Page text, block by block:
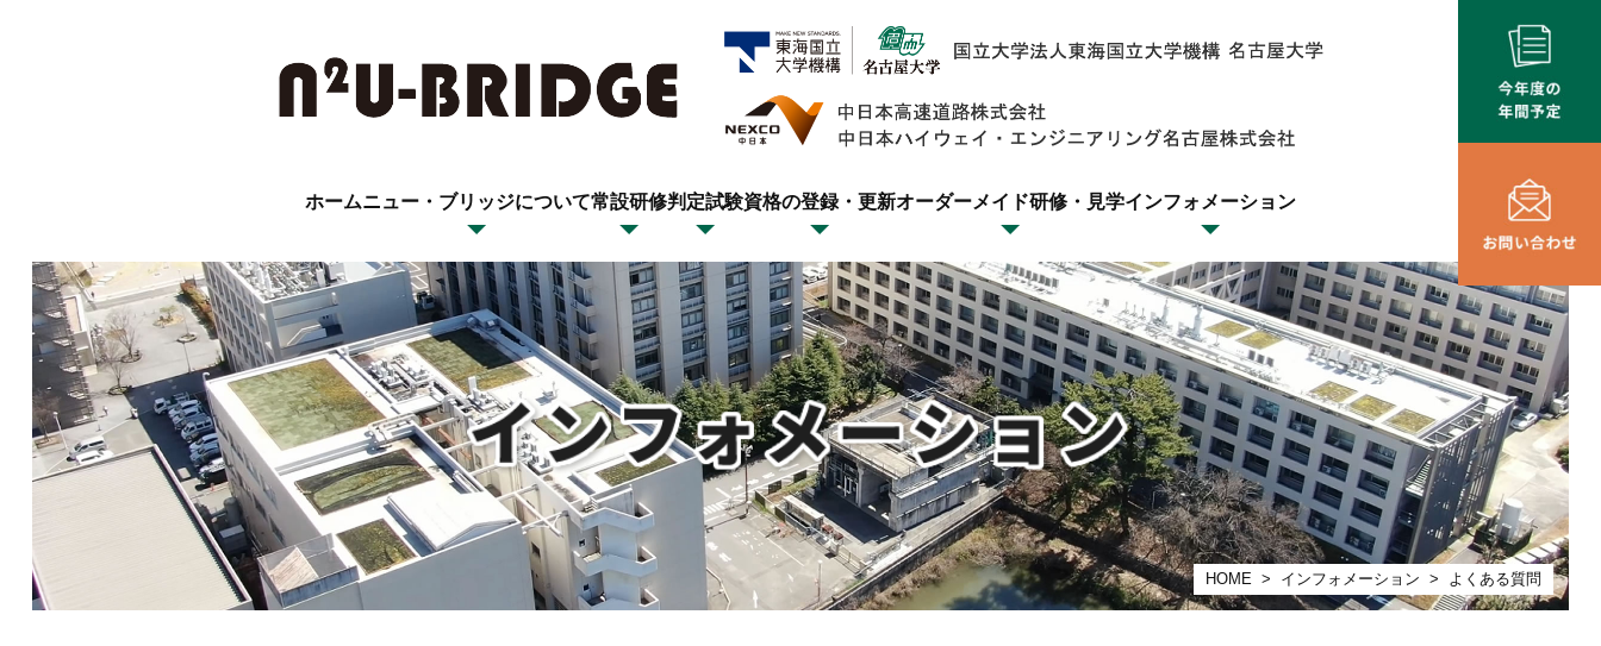
ホームニュー・ブリッジについて常設研修判定試験資格の登録・更新オーダーメイド研修・見学インフォメーション
HOME > インフォメーション > よくある質問